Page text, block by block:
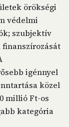
örökségi
védelmi
szubjektív
igénnyel
közel
millió Ft-os
kategória